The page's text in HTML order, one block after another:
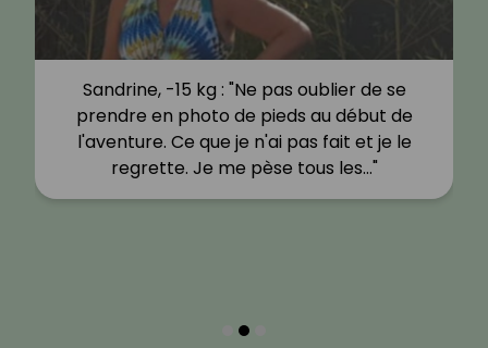
Sandrine, -15 kg : "Ne pas oublier de se
prendre en photo de pieds au début de
l'aventure. Ce que je n'ai pas fait et je le
regrette. Je me pèse tous les…"